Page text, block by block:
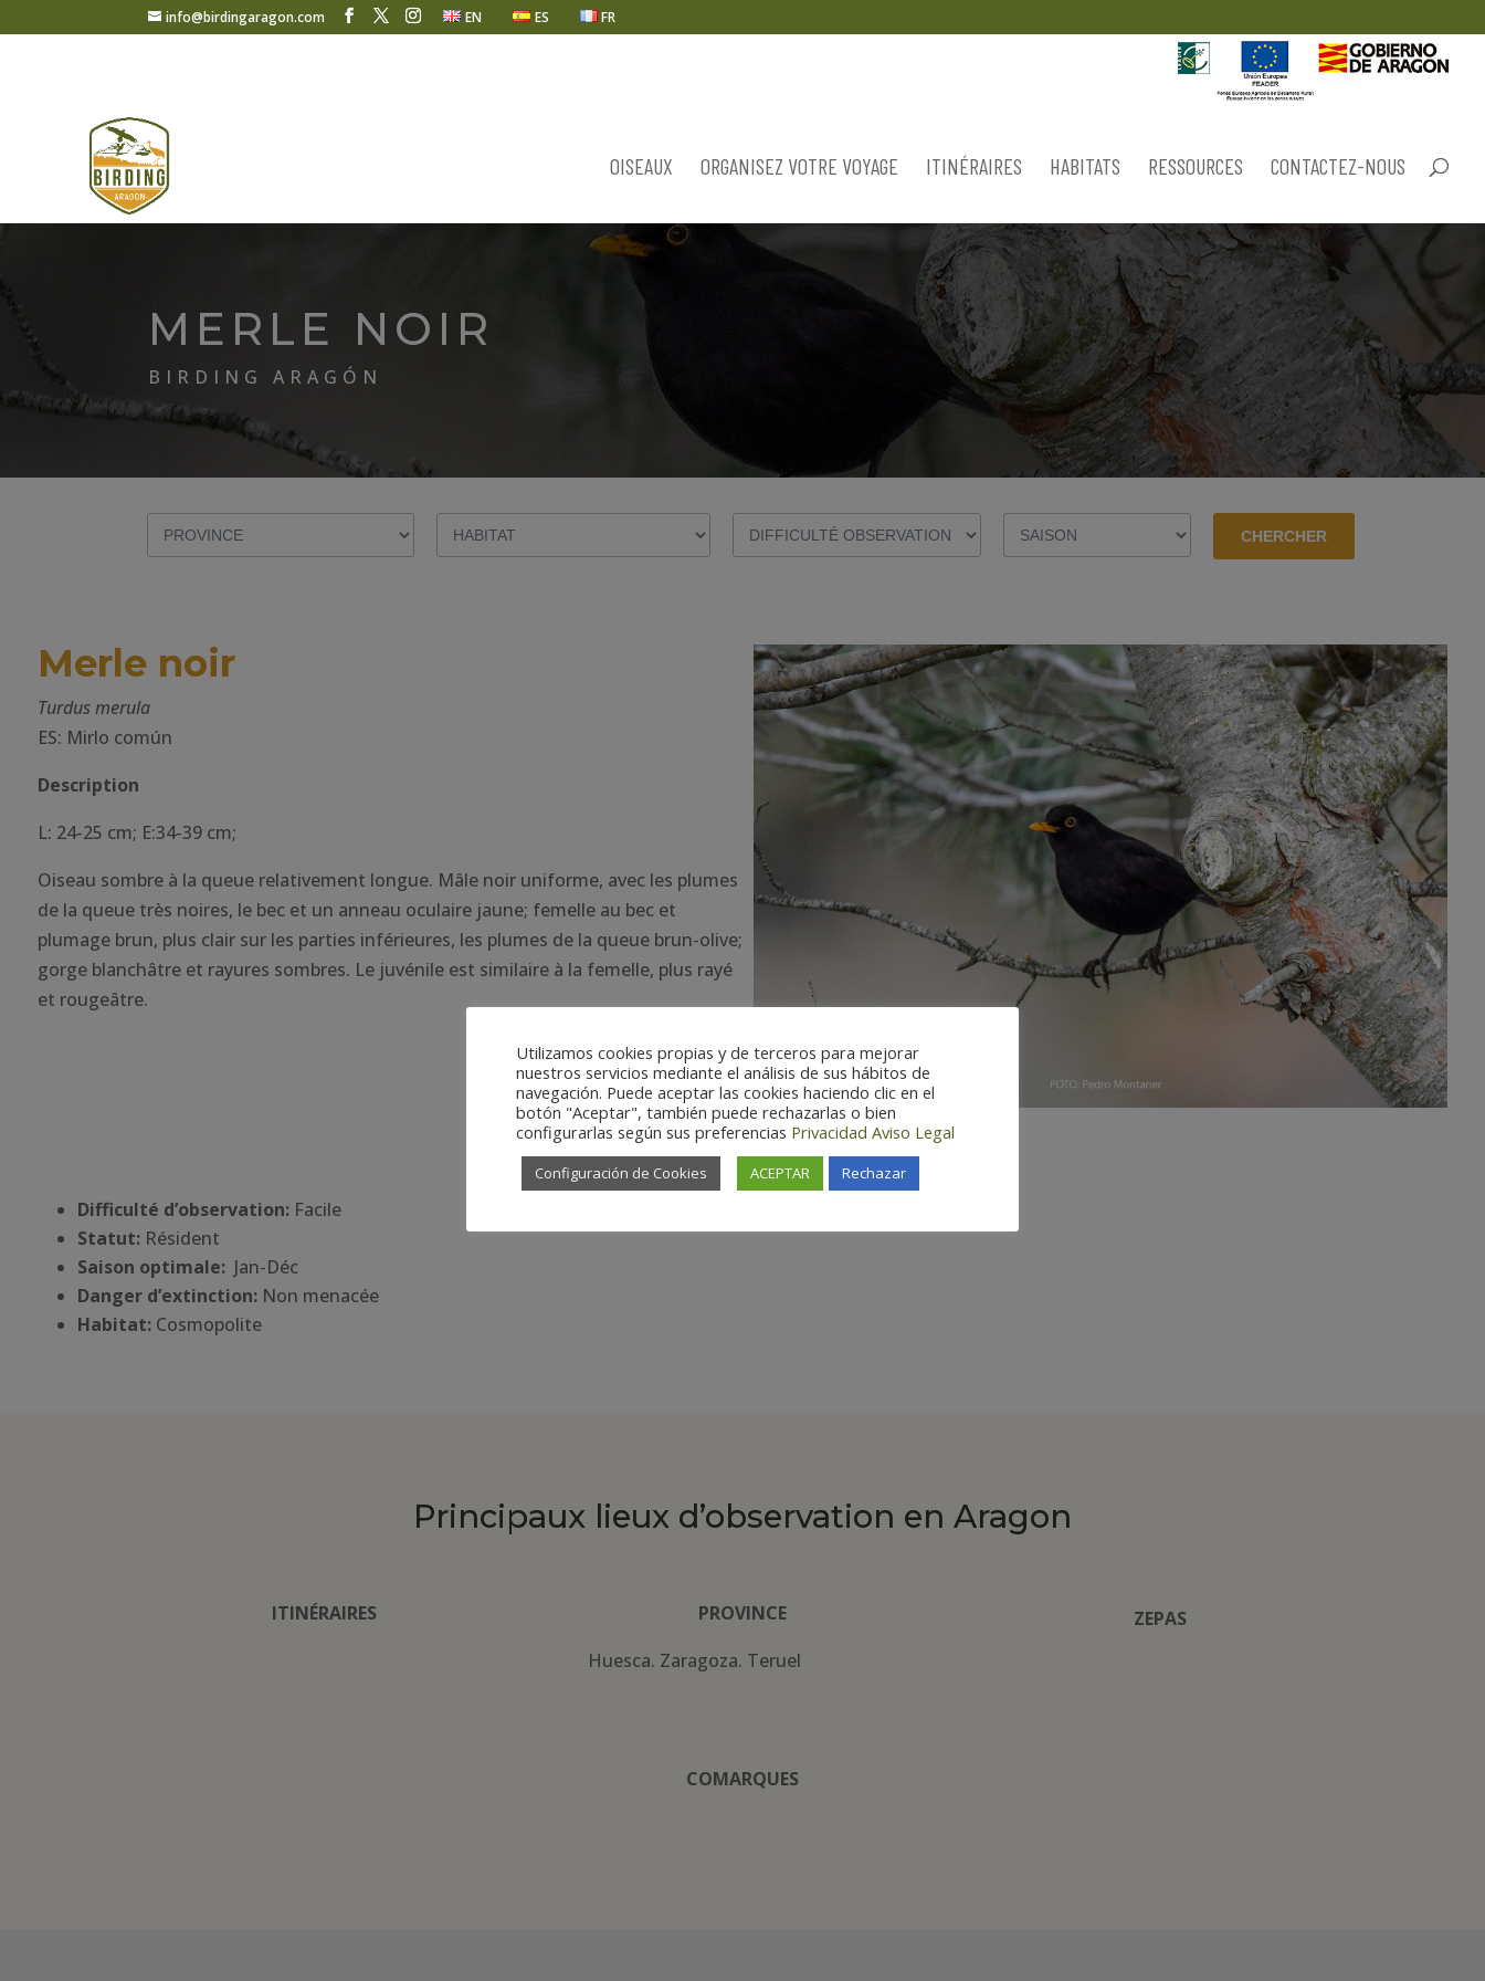
info@birdingaragon.com EN ES FR
OISEAUX ORGANISEZ VOTRE VOYAGE ITINÉRAIRES HABITATS RESSOURCES CONTACTEZ-NOUS
MERLE NOIR
BIRDING ARAGÓN
Merle noir
Turdus merula
ES: Mirlo común
Description
L: 24-25 cm; E:34-39 cm;
Oiseau sombre à la queue relativement longue. Mâle noir uniforme, avec les plumes
de la queue très noires, le bec et un anneau oculaire jaune; femelle au bec et
plumage brun, plus clair sur les parties inférieures, les plumes de la queue brun-olive;
gorge blanchâtre et rayures sombres. Le juvénile est similaire à la femelle, plus rayé
et rougeâtre.
Difficulté d’observation:Facile
Statut:Résident
Saison optimale:Jan-Déc
Danger d’extinction:Non menacée
Habitat:Cosmopolite
Principaux lieux d’observation en Aragon
ITINÉRAIRES
PROVINCE
Huesca. Zaragoza. Teruel
COMARQUES
ZEPAS
Utilizamos cookies propias y de terceros para mejorar
nuestros servicios mediante el análisis de sus hábitos de
navegación. Puede aceptar las cookies haciendo clic en el
botón "Aceptar", también puede rechazarlas o bien
configurarlas según sus preferencias Privacidad Aviso Legal
Configuración de Cookies ACEPTAR Rechazar